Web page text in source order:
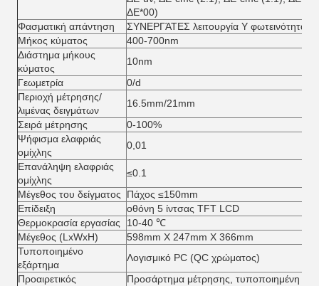
ΔE*00)
Φασματική απάντηση
ΣΥΝΕΡΓΆΤΕΣ λειτουργία Υ φωτεινότητας
Μήκος κύματος
400-700nm
Διάστημα μήκους
κύματος
10nm
Γεωμετρία
0/d
Περιοχή μέτρησης/
λιμένας δειγμάτων
16.5mm/21mm
Σειρά μέτρησης
0-100%
Ψήφισμα ελαφριάς
ομίχλης
0,01
Επανάληψη ελαφριάς
ομίχλης
≤0.1
Μέγεθος του δείγματος
Πάχος ≤150mm
Επίδειξη
οθόνη 5 ίντσας TFT LCD
Θερμοκρασία εργασίας
10-40 ℃
Μέγεθος (LxWxH)
598mm X 247mm X 366mm
Τυποποιημένο
εξάρτημα
Λογισμικό PC (QC χρώματος)
Προαιρετικός
Προσάρτημα μέτρησης, τυποποιημένη